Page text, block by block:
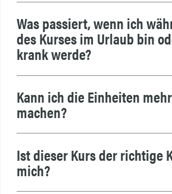
Was passiert, wenn ich
des Kurses im Urlaub bin
krank werde?
Kann ich die Einheiten
machen?
Ist dieser Kurs der richtige
mich?